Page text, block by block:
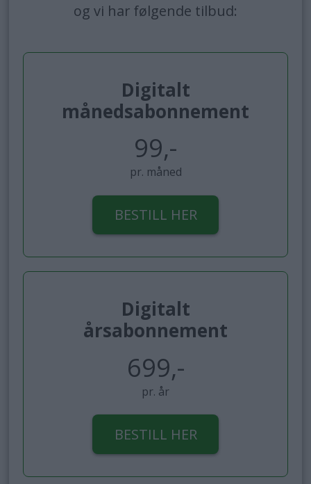
og vi har følgende tilbud:
Digitalt
månedsabonnement
99,-
pr. måned
BESTILL HER
Digitalt
årsabonnement
699,-
pr. år
BESTILL HER